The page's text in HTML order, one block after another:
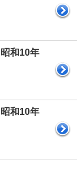
和10年
和10年